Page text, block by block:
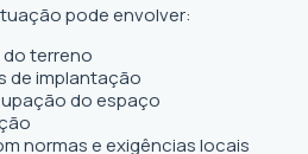
pode envolver:
terreno
de implantação
do espaço
normas e exigências locais